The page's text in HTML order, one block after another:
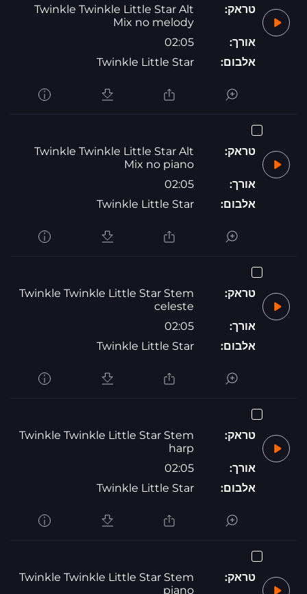
טראק:
Twinkle Twinkle Little Star Alt
Mix no melody
אורך:
02:05
אלבום:
Twinkle Little Star
טראק:
Twinkle Twinkle Little Star Alt
Mix no piano
אורך:
02:05
אלבום:
Twinkle Little Star
טראק:
Twinkle Twinkle Little Star Stem
celeste
אורך:
02:05
אלבום:
Twinkle Little Star
טראק:
Twinkle Twinkle Little Star Stem
harp
אורך:
02:05
אלבום:
Twinkle Little Star
טראק:
Twinkle Twinkle Little Star Stem
piano